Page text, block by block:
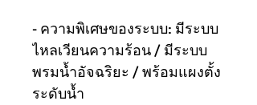
- ความพิเศษของระบบ: มีระบบ
ไหลเวียนความร้อน / มีระบบ
พรมน้ำอัจฉริยะ / พร้อมแผงตั้ง
ระดับน้ำ